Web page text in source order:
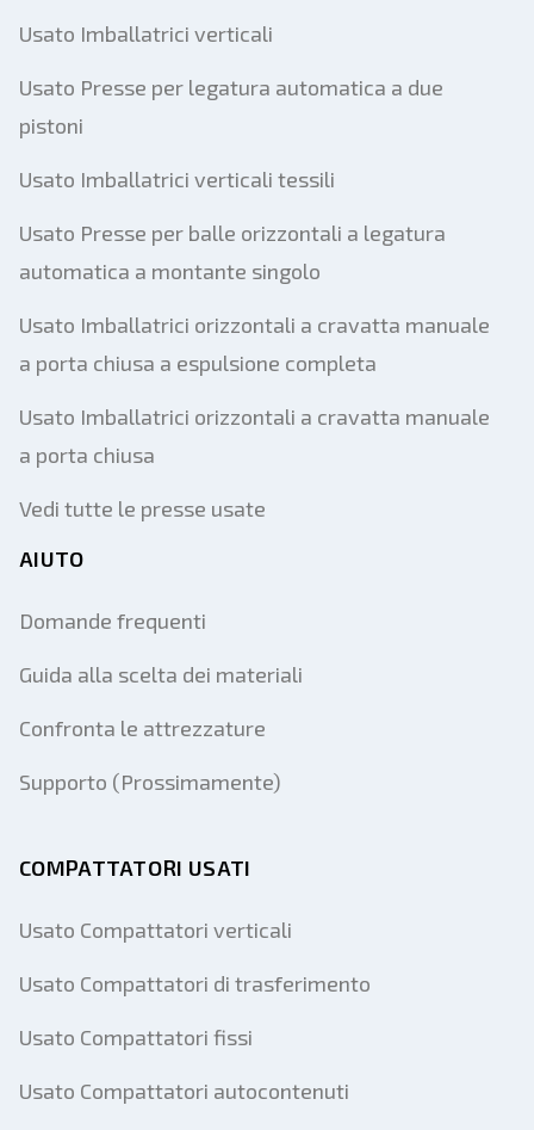
Usato Imballatrici verticali
Usato Presse per legatura automatica a due
pistoni
Usato Imballatrici verticali tessili
Usato Presse per balle orizzontali a legatura
automatica a montante singolo
Usato Imballatrici orizzontali a cravatta manuale
a porta chiusa a espulsione completa
Usato Imballatrici orizzontali a cravatta manuale
a porta chiusa
Vedi tutte le presse usate
AIUTO
Domande frequenti
Guida alla scelta dei materiali
Confronta le attrezzature
Supporto (Prossimamente)
COMPATTATORI USATI
Usato Compattatori verticali
Usato Compattatori di trasferimento
Usato Compattatori fissi
Usato Compattatori autocontenuti